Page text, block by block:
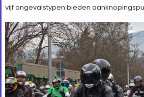
vijf ongevalstypen bieden